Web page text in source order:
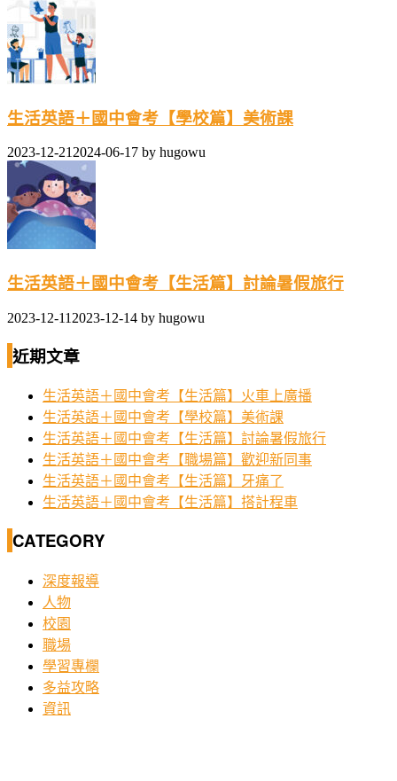
生活英語＋國中會考【學校篇】美術課
2023-12-212024-06-17 by hugowu
生活英語＋國中會考【生活篇】討論暑假旅行
2023-12-11 2023-12-14 by hugowu
近期文章
生活英語＋國中會考【生活篇】火車上廣播
生活英語＋國中會考【學校篇】美術課
生活英語＋國中會考【生活篇】討論暑假旅行
生活英語＋國中會考【職場篇】歡迎新同事
生活英語＋國中會考【生活篇】牙痛了
生活英語＋國中會考【生活篇】搭計程車
CATEGORY
深度報導
人物
校園
職場
學習專欄
多益攻略
資訊